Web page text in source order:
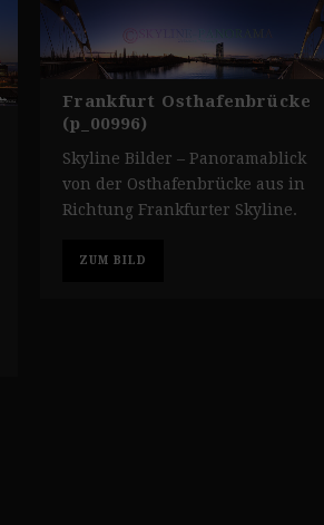
Frankfurt Osthafenbrücke
(p_00996)
Skyline Bilder – Panoramablick
von der Osthafenbrücke aus in
Richtung Frankfurter Skyline.
ZUM BILD